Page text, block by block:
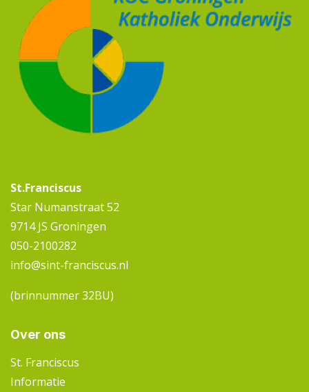
St.Franciscus
Star Numanstraat 52
9714 JS Groningen
050-2100282
info@sint-franciscus.nl
(brinnummer 32BU)
Over ons
St. Franciscus
Informatie